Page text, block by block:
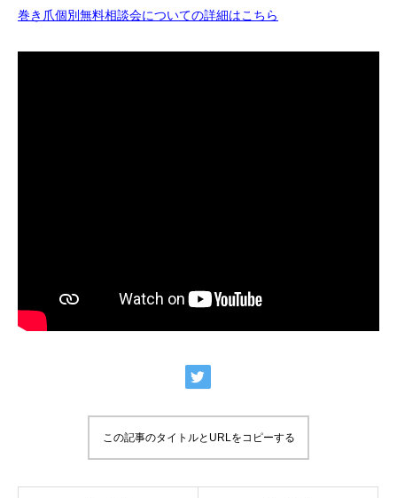
巻き爪個別無料相談会についての詳細はこちら
この記事のタイトルとURLをコピーする